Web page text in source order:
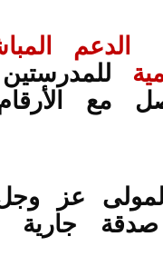
الدعم
مع
عز
صدقة